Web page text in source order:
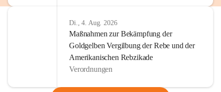
Di., 4. Aug. 2026
Maßnahmen zur Bekämpfung der
Goldgelben Vergilbung der Rebe und der
Amerikanischen Rebzikade
Verordnungen